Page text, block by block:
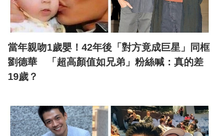
當年親吻1歲嬰！42年後「對方竟成巨星」同框
劉德華 「超高顏值如兄弟」粉絲喊：真的差
19歲？